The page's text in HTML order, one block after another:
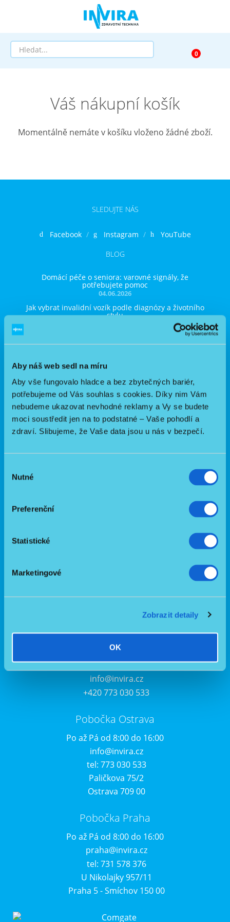
Aby náš web sedl na míru
Aby vše fungovalo hladce a bez zbytečných bariér,
potřebujeme od Vás souhlas s cookies. Díky nim Vám
nebudeme ukazovat nevhodné reklamy a Vy se budete
moci soustředit jen na to podstatné – Vaše pohodlí a
zdraví. Slibujeme, že Vaše data jsou u nás v bezpečí.
souhlasu
Nutné
Preferenční
Statistické
Marketingové
Zobrazit detaily
OK
Půjčovna
Pomůcky dle zaměření
Výprodej
Doprava a služby
Kontakt
Váš nákupní košík
Momentálně nemáte v košíku vloženo žádné zboží.
SLEDUJTE NÁS
Facebook Instagram
YouTube
BLOG
04.06.2026
Domácí péče o seniora: varovné signály, že
potřebujete pomoc
Jak vybrat invalidní vozík podle diagnózy a životního
stylu
Nezvládám zvedání pacienta z postele: jak si ulehčit
péči a nezničit si záda
09.04.2026
Jak správně inhalovat doma: praktický návod krok za
23.03.2026
Domácí péče o seniora: které pomůcky opravdu
potřebujete a jak je vybrat
Odkazy
Slovník pojmů zdravotní techniky a péče
Pavla Foitziková
info@invira.cz
+420 773 030 533
Pobočka Ostrava
Po až Pá od 8:00 do 16:00
info@invira.cz
tel: 773 030 533
Paličkova 75/2
Ostrava 709 00
Pobočka Praha
Po až Pá od 8:00 do 16:00
praha@invira.cz
tel: 731 578 376
U Nikolajky 957/11
Praha 5 - Smíchov 150 00